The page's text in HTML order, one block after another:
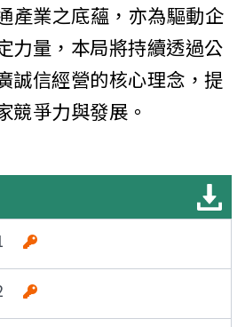
產業之底蘊，亦為驅動企
力量，本局將持續透過公
誠信經營的核心理念，提
競爭力與發展。